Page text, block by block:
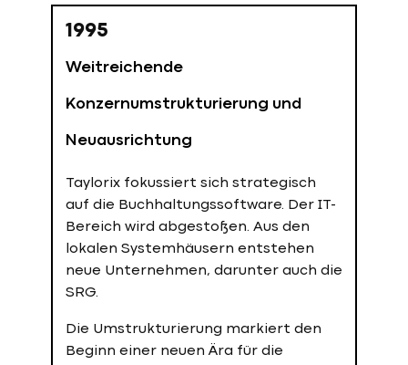
1921
Gründung der
Vorgängergesellschaft
In Stuttgart wird die Taylorix GmbH
auf die Entwicklung effizienter
Buchführungssysteme spezialisiert.
Diese Ausrichtung bildet den
Grundstein für die spätere SRG und
prägt über Jahrzehnte hinweg die
Verbindung von Technik und
betriebswirtschaftlichem Denken.
1995
Weitreichende
Konzernumstrukturierung und
Neuausrichtung
Taylorix fokussiert sich strategisch
auf die Buchhaltungssoftware. Der IT-
Bereich wird abgestoßen. Aus den
lokalen Systemhäusern entstehen
neue Unternehmen, darunter auch die
SRG.
Die Umstrukturierung markiert den
Beginn einer neuen Ära für die